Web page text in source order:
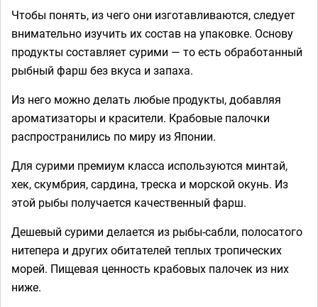
Чтобы понять, из чего они изготавливаются, следует
внимательно изучить их состав на упаковке. Основу
продукты составляет сурими — то есть обработанный
рыбный фарш без вкуса и запаха.
Из него можно делать любые продукты, добавляя
ароматизаторы и красители. Крабовые палочки
распространились по миру из Японии.
Для сурими премиум класса используются минтай,
хек, скумбрия, сардина, треска и морской окунь. Из
этой рыбы получается качественный фарш.
Дешевый сурими делается из рыбы-сабли, полосатого
нитепера и других обитателей теплых тропических
морей. Пищевая ценность крабовых палочек из них
ниже.